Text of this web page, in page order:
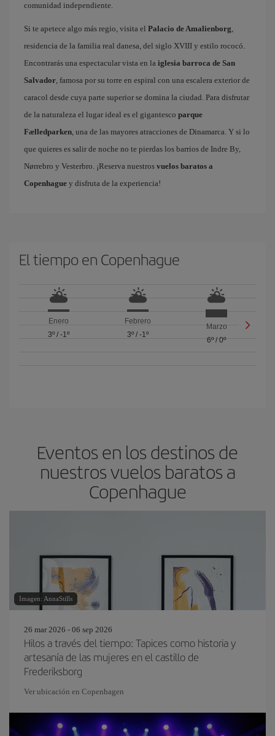
comunidad independiente.
Si te apetece algo más regio, visita el Palacio de Amalienborg,
residencia de la familia real danesa, del siglo XVIII y estilo rococó.
Encontrarás una espectacular vista en la iglesia barroca de San
Salvador, famosa por su torre en espiral con una escalera exterior de
caracol desde cuya parte superior se domina la ciudad. Para disfrutar
de la naturaleza el lugar ideal es el gigantesco parque
Fælledparken, una de las mayores atracciones de Dinamarca. Y si lo
que quieres es salir de noche no te pierdas los barrios de Indre By,
Nørrebro y Vesterbro. ¡Reserva nuestros vuelos baratos a
Copenhague y disfruta de la experiencia!
El tiempo en Copenhague
Enero
3º/ -1º
Febrero
3º/ -1º
Marzo
6º/0º
Eventos en los destinos de
nuestros vuelos baratos a
Copenhague
Imagen: AnnaStills
26 mar 2026 - 06 sep 2026
Hilos a través del tiempo: Tapices como historia y
artesanía de las mujeres en el castillo de
Frederiksborg
Ver ubicación en Copenhagen